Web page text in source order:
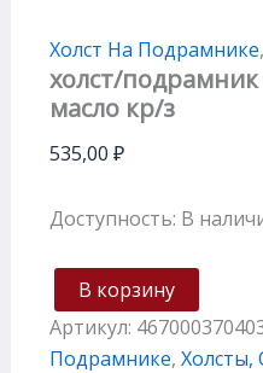
Холст На Подрамнике,
холст/подрамник
масло кр/з
535,00 ₽
Доступность: В
В корзину
Артикул:
Подрамнике, Холсты,